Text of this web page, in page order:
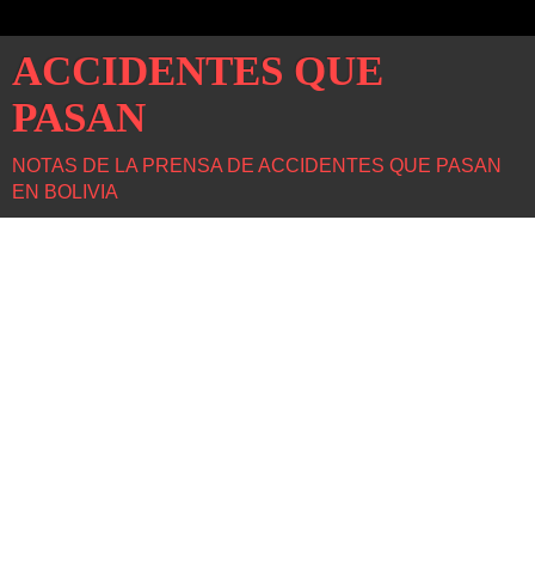
ACCIDENTES QUE
PASAN
NOTAS DE LA PRENSA DE ACCIDENTES QUE PASAN
EN BOLIVIA